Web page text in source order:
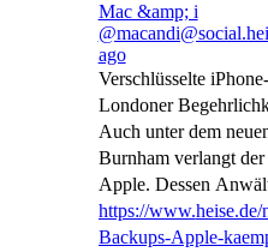
Mac &amp; i
ago
Verschlüsselte
Londoner
Auch unter dem
Burnham verlangt
Apple. Dessen
https://www.heise.de/
Backups-Apple-